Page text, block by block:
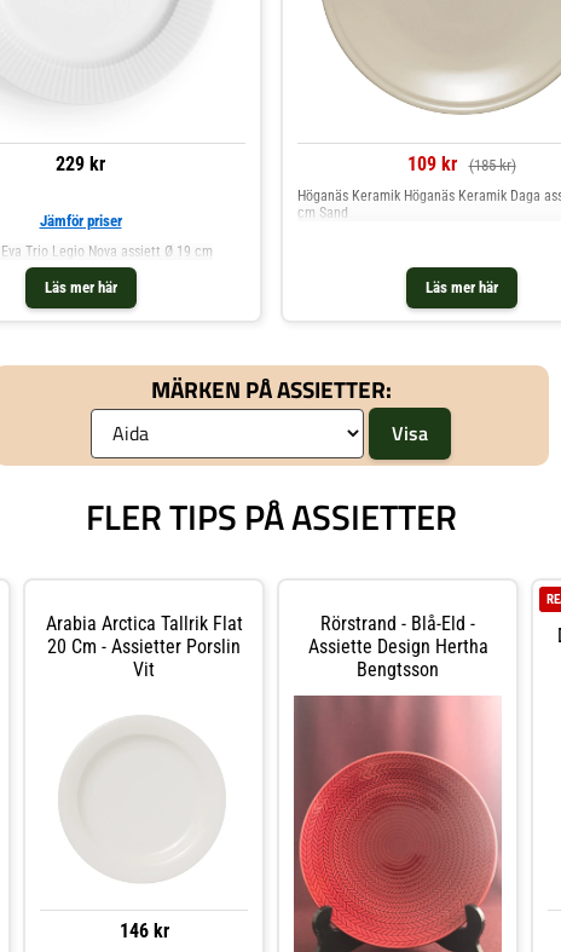
229 kr
Läs mer här
Jämför priser
Eva Trio Legio Nova assiett Ø 19 cm
109 kr (185 kr)
Läs mer här
Höganäs Keramik Höganäs Keramik Daga
cm Sand
MÄRKEN PÅ ASSIETTER:
FLER TIPS PÅ ASSIETTER
Arabia Arctica Tallrik Flat
20 Cm - Assietter Porslin
Vit
146 kr
Rörstrand - Blå-Eld -
Assiette Design Hertha
Bengtsson